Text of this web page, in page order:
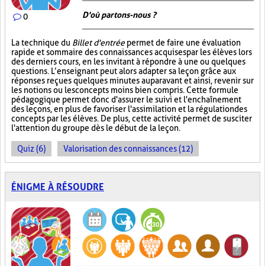
0 D'où partons-nous ?
La technique du Billet d'entréepermet de faire une évaluation
rapide et sommaire des connaissances acquises par les élèves lors
des derniers cours, en les invitant à répondre à une ou quelques
questions. L’enseignant peut alors adapter sa leçon grâce aux
réponses reçues quelques minutes auparavant et ainsi, revenir sur
les notions ou les concepts moins bien compris. Cette formule
pédagogique permet donc d'assurer le suivi et l'enchaînement
des leçons, en plus de favoriser l'assimilation et la régulation des
concepts par les élèves. De plus, cette activité permet de susciter
l'attention du groupe dès le début de la leçon.
Quiz (6) Valorisation des connaissances (12)
ÉNIGME À RÉSOUDRE